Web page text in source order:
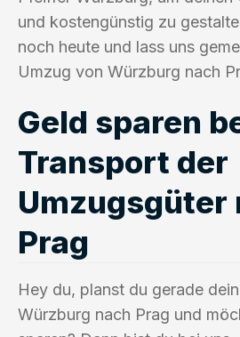
und kostengünstig zu
noch heute und lass uns
Umzug von Würzburg nach
Geld sparen
Transport der
Umzugsgüter
Prag
Hey du, planst du gerade
Würzburg nach Prag und